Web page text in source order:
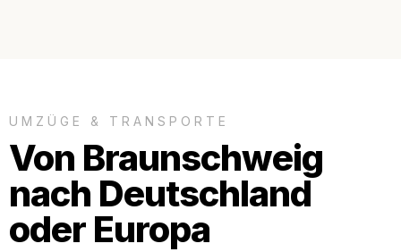
UMZÜGE & TRANSPORTE
Von Braunschweig
nach Deutschland
oder Europa